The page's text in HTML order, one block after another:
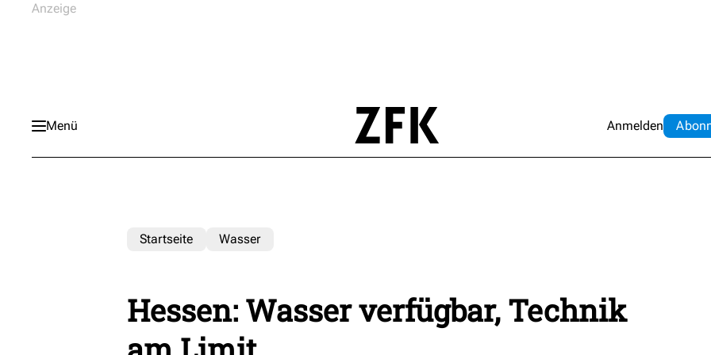
Menü Anmelden Abo
Startseite Wasser
Hessen: Wasser verfügbar, Technik